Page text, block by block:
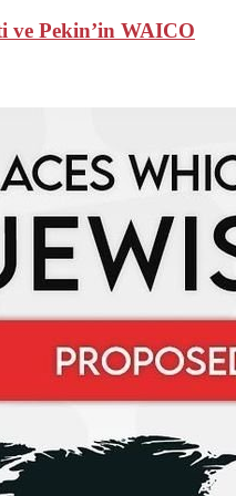
ve Pekin’in WAICO